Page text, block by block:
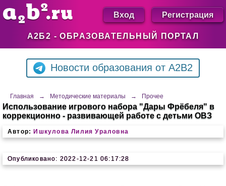
А2Б2 - ОБРАЗОВАТЕЛЬНЫЙ ПОРТАЛ
Вход Регистрация
Новости образования от A2B2
Главная → Методические материалы → Прочее
Использование игрового набора "Дары Фрёбеля" в
коррекционно - развивающей работе с детьми ОВЗ
Автор: Ишкулова Лилия Ураловна
Опубликовано: 2022-12-21 06:17:28